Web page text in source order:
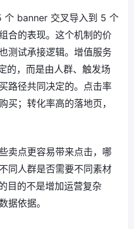
个 banner 交叉导入到 5 个
合的表现。这个机制的价
测试承接逻辑。增值服务
的，而是由人群、触发场
路径共同决定的。点击率
买；转化率高的落地页，
卖点更容易带来点击，哪
同人群是否需要不同素材
目的不是增加运营复杂
据依据。